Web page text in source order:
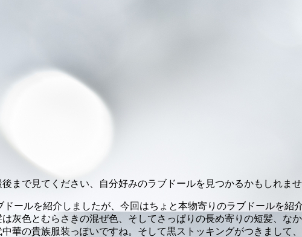
まで見てください、自分好みのラブドールを見つかるかもしれませ
ールを紹介しましたが、今回はちょと本物寄りのラブドールを紹
灰色とむらさきの混ぜ色、そしてさっぱりの長め寄りの短髪、な
の貴族服装っぽいですね。そして黒ストッキングがつきまして